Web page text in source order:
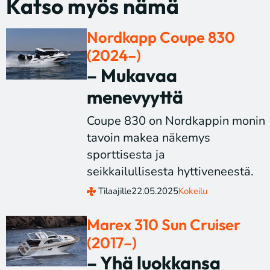
Katso myös nämä
Nordkapp Coupe 830
(2024–)
– Mukavaa
menevyyttä
Coupe 830 on Nordkappin monin
tavoin makea näkemys
sporttisesta ja
seikkailullisesta hyttiveneestä.
Tilaajille22.05.2025Kokeilu
Marex 310 Sun Cruiser
(2017–)
– Yhä luokkansa